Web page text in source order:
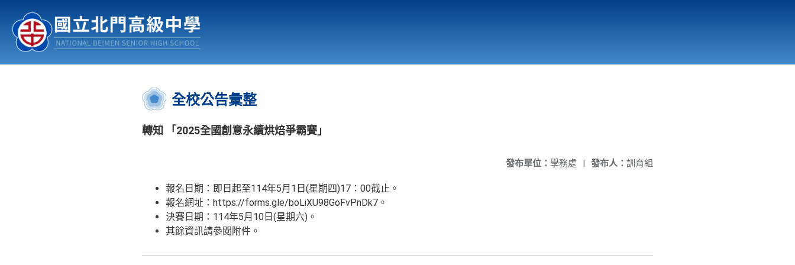
認識北中 行事曆
:::
全校公告彙整
轉知 「2025全國創意永續烘焙爭霸賽」
發布人： 訓育組
發布單位： 學務處 |
報名日期：即日起至114年5月1日(星期四)17：00截止。
報名網址：https://forms.gle/boLiXU98GoFvPnDk7。
決賽日期：114年5月10日(星期六)。
其餘資訊請參閱附件。